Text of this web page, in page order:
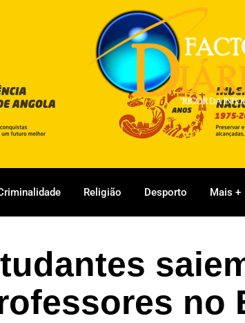
Religião Desporto Mais +
no